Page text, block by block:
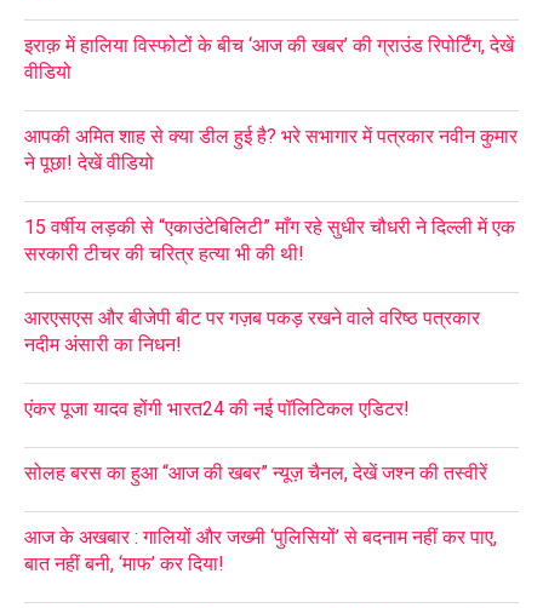
इराक़ में हालिया विस्फोटों के बीच ‘आज की खबर’ की ग्राउंड रिपोर्टिंग, देखें
वीडियो
आपकी अमित शाह से क्या डील हुई है? भरे सभागार में पत्रकार नवीन कुमार
ने पूछा! देखें वीडियो
15 वर्षीय लड़की से “एकाउंटेबिलिटी” माँग रहे सुधीर चौधरी ने दिल्ली में एक
सरकारी टीचर की चरित्र हत्या भी की थी!
आरएसएस और बीजेपी बीट पर गज़ब पकड़ रखने वाले वरिष्ठ पत्रकार
नदीम अंसारी का निधन!
एंकर पूजा यादव होंगी भारत24 की नई पॉलिटिकल एडिटर!
सोलह बरस का हुआ “आज की खबर” न्यूज़ चैनल, देखें जश्न की तस्वीरें
आज के अखबार : गालियों और जख्मी ‘पुलिसियों’ से बदनाम नहीं कर पाए,
बात नहीं बनी, ‘माफ’ कर दिया!